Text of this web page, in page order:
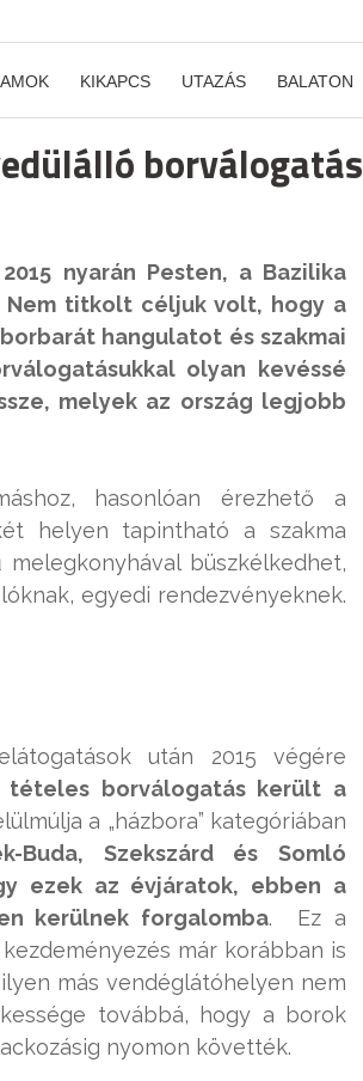
KIKAPCS UTAZÁS BALATON
borválogatás
nyarán Pesten, a Bazilika
titkolt céljuk volt, hogy a
hangulatot és szakmai
olyan kevéssé
melyek az ország legjobb
hasonlóan érezhető a
helyen tapintható a szakma
büszkélkedhet,
egyedi rendezvényeknek.
után 2015 végére
tételes borválogatás került a
a „házbora” kategóriában
Buda, Szekszárd és Somló
ezek az évjáratok, ebben a
kerülnek forgalomba. Ez a
már korábban is
más vendéglátóhelyen nem
továbbá, hogy a borok
nyomon követték.